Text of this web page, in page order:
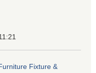
Fixture &